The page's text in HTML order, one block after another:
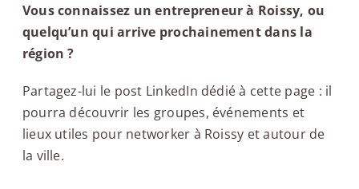
Vous connaissez un entrepreneur à Roissy, ou
quelqu’un qui arrive prochainement dans la
région ?
Partagez-lui le post LinkedIn dédié à cette page : il
pourra découvrir les groupes, événements et
lieux utiles pour networker à Roissy et autour de
la ville.